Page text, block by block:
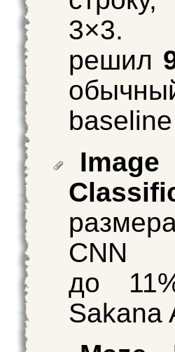
3×3.
решил
Image
до
Sakana